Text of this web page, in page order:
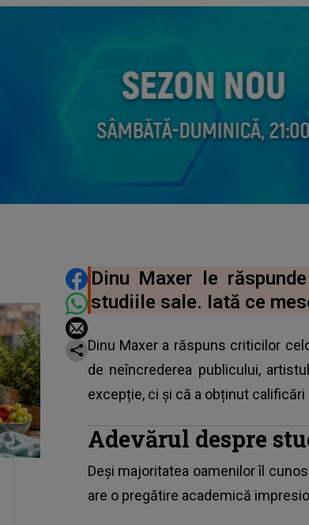
DISTRIBUIE ARTICOLUL
Dinu Maxer le
studiile sale. Iată ce
Dinu Maxer a răspuns criticilor
de neîncrederea publicului,
excepție, ci și că a obținut
Adevărul despre
Deși majoritatea oamenilor îl
are o pregătire academică